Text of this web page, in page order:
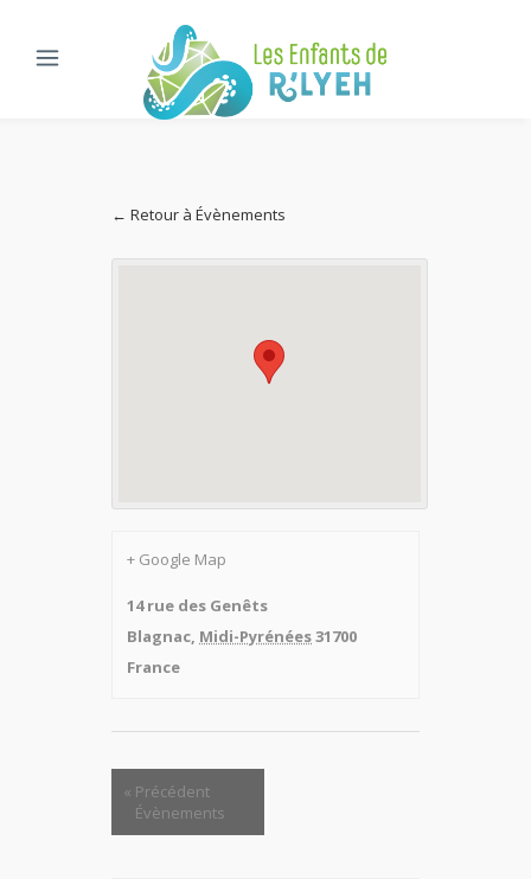
← Retour à Évènements
+ Google Map
14 rue des Genêts
Blagnac, Midi-Pyrénées31700
France
« Précédent
Évènements